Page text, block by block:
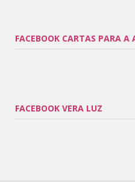
FACEBOOK CARTAS PARA A
FACEBOOK VERA LUZ